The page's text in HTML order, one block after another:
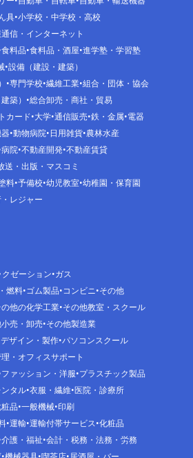
具 小学校・中学校・高校
信・インターネット
食料品 食料品・酒屋 進学塾・学習塾
設備（建設・建築）
専門学校 繊維工業 組合・団体・協会
築）
総合卸売・商社・貿易
カード 大学 通信販売 鉄・金属 電器
動物病院 日用雑貨 農林水産
病院 不動産開発 不動産賃貸
送・出版・マスコミ
料 予備校 幼児教室 幼稚園・保育園
レジャー
ゼーション ガス
燃料 ゴム製品 コンビニ その他
の他の化学工業 その他教室・スクール
売・卸売 その他製造業
デザイン・製作 パソコンスクール
・オフィスサポート
ファッション・洋服 プラスチック製品
タル 衣服・繊維 医院・診療所
品 一般機械 印刷
運輸 運輸付帯サービス 化粧品
介護・福祉 会計・税務・法務・労務